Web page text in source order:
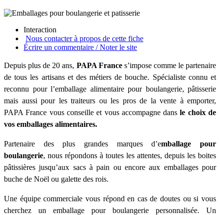
Interaction
Nous contacter à propos de cette fiche
Écrire un commentaire / Noter le site
Depuis plus de 20 ans, PAPA France s’impose comme le partenaire
de tous les artisans et des métiers de bouche. Spécialiste connu et
reconnu pour l’emballage alimentaire pour boulangerie, pâtisserie
mais aussi pour les traiteurs ou les pros de la vente à emporter,
PAPA France vous conseille et vous accompagne dansle choix de
vos emballages alimentaires.
Partenaire des plus grandes marques d’emballage pour
boulangerie, nous répondons à toutes les attentes, depuis les boites
pâtissières jusqu’aux sacs à pain ou encore aux emballages pour
buche de Noël ou galette des rois.
Une équipe commerciale vous répond en cas de doutes ou si vous
cherchez un emballage pour boulangerie personnalisée. Un